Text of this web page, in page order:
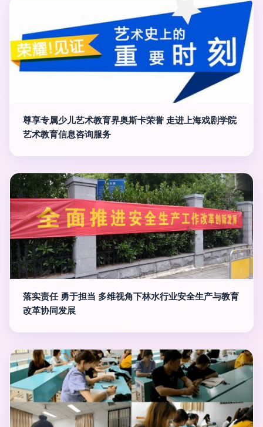
尊享专属少儿艺术教育界奥斯卡荣誉 走进上海戏剧学院
艺术教育信息咨询服务
落实责任 勇于担当 多维视角下林水行业安全生产与教育
改革协同发展